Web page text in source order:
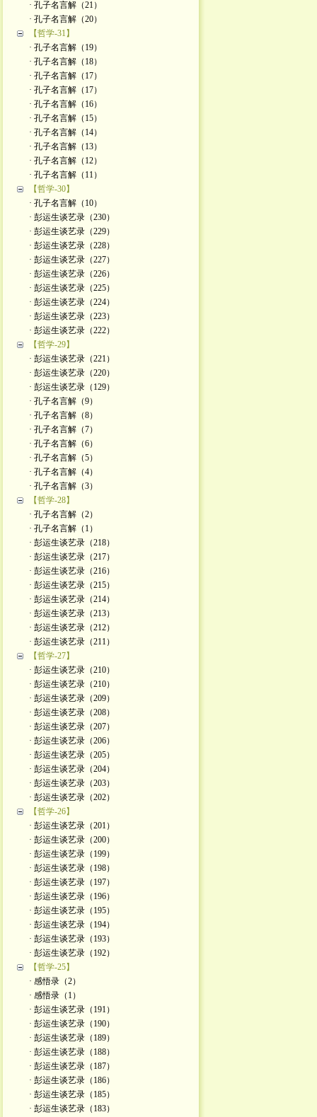
· 孔子名言解（21）
· 孔子名言解（20）
【哲学-31】
· 孔子名言解（19）
· 孔子名言解（18）
· 孔子名言解（17）
· 孔子名言解（17）
· 孔子名言解（16）
· 孔子名言解（15）
· 孔子名言解（14）
· 孔子名言解（13）
· 孔子名言解（12）
· 孔子名言解（11）
【哲学-30】
· 孔子名言解（10）
· 彭运生谈艺录（230）
· 彭运生谈艺录（229）
· 彭运生谈艺录（228）
· 彭运生谈艺录（227）
· 彭运生谈艺录（226）
· 彭运生谈艺录（225）
· 彭运生谈艺录（224）
· 彭运生谈艺录（223）
· 彭运生谈艺录（222）
【哲学-29】
· 彭运生谈艺录（221）
· 彭运生谈艺录（220）
· 彭运生谈艺录（129）
· 孔子名言解（9）
· 孔子名言解（8）
· 孔子名言解（7）
· 孔子名言解（6）
· 孔子名言解（5）
· 孔子名言解（4）
· 孔子名言解（3）
【哲学-28】
· 孔子名言解（2）
· 孔子名言解（1）
· 彭运生谈艺录（218）
· 彭运生谈艺录（217）
· 彭运生谈艺录（216）
· 彭运生谈艺录（215）
· 彭运生谈艺录（214）
· 彭运生谈艺录（213）
· 彭运生谈艺录（212）
· 彭运生谈艺录（211）
【哲学-27】
· 彭运生谈艺录（210）
· 彭运生谈艺录（210）
· 彭运生谈艺录（209）
· 彭运生谈艺录（208）
· 彭运生谈艺录（207）
· 彭运生谈艺录（206）
· 彭运生谈艺录（205）
· 彭运生谈艺录（204）
· 彭运生谈艺录（203）
· 彭运生谈艺录（202）
【哲学-26】
· 彭运生谈艺录（201）
· 彭运生谈艺录（200）
· 彭运生谈艺录（199）
· 彭运生谈艺录（198）
· 彭运生谈艺录（197）
· 彭运生谈艺录（196）
· 彭运生谈艺录（195）
· 彭运生谈艺录（194）
· 彭运生谈艺录（193）
· 彭运生谈艺录（192）
【哲学-25】
· 感悟录（2）
· 感悟录（1）
· 彭运生谈艺录（191）
· 彭运生谈艺录（190）
· 彭运生谈艺录（189）
· 彭运生谈艺录（188）
· 彭运生谈艺录（187）
· 彭运生谈艺录（186）
· 彭运生谈艺录（185）
· 彭运生谈艺录（183）